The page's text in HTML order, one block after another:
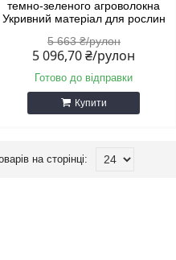
темно-зеленого агроволокна
Укривний матеріал для рослин
5 663 ₴/рулон
5 096,70 ₴/рулон
Готово до відправки
Купити